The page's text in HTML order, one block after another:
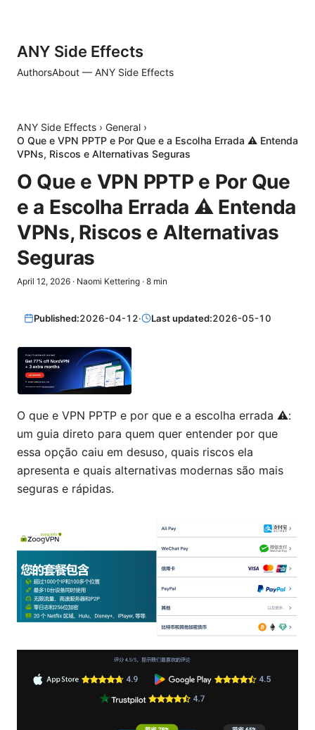
ANY Side Effects
AuthorsAbout — ANY Side Effects
ANY Side Effects › General ›
O Que e VPN PPTP e Por Que e a Escolha Errada ⚠️ Entenda
VPNs, Riscos e Alternativas Seguras
O Que e VPN PPTP e Por Que
e a Escolha Errada ⚠️ Entenda
VPNs, Riscos e Alternativas
Seguras
April 12, 2026 · Naomi Kettering · 8 min
Published:2026-04-12· Last updated:2026-05-10
O que e VPN PPTP e por que e a escolha errada ⚠️:
um guia direto para quem quer entender por que
essa opção caiu em desuso, quais riscos ela
apresenta e quais alternativas modernas são mais
seguras e rápidas.